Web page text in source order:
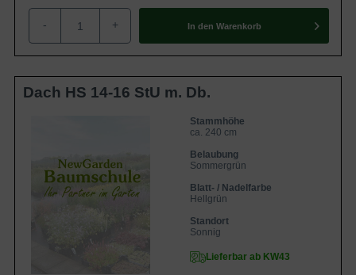
- + In den Warenkorb
Dach HS 14-16 StU m. Db.
Stammhöhe
ca. 240 cm
Belaubung
Sommergrün
Blatt- / Nadelfarbe
Hellgrün
Standort
Sonnig
Lieferbar ab KW43